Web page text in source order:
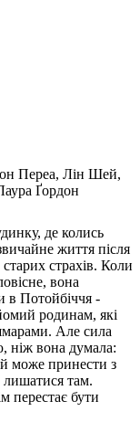
Переа, Лін Шей,
Ґордон
де колись
життя після
страхів. Коли
вона
в Потойбіччя -
родинам, які
Але сила
ніж вона думала:
може принести з
там.
перестає бути